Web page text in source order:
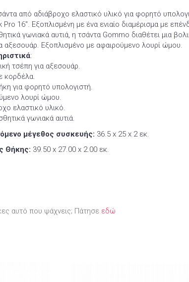
από αδιάβροχο ελαστικό υλικό για φορητό
Pro 16". Εξοπλισμένη με ένα ενιαίο διαμέρισμα με
γωνιακά αυτιά, η τσάντα Gommo διαθέτει μια
αξεσουάρ. Εξοπλισμένο με αφαιρούμενο λουρί ώμου.
:
τσέπη για αξεσουάρ.
κορδέλα.
για φορητό υπολογιστή.
λουρί ώμου.
ελαστικό υλικό.
γωνιακά αυτιά.
μέγεθος συσκευής: 36.5 x 25 x 2 εκ.
Θήκης: 39.50 x 27.00 x 2.00 εκ.
αυτό που ψάχνεις; Πάτησε εδώ